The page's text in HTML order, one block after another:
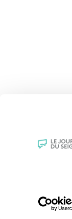
La messe
Agenda